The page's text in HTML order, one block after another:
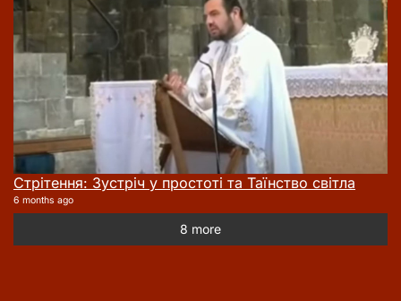
Стрітення: Зустріч у простоті та Таїнство світла
6 months ago
8 more